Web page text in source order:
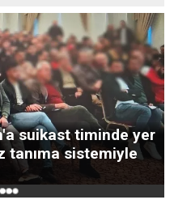
başörtülü anneye
üremeyin,